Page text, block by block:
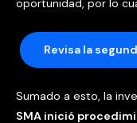
oportunidad, por lo
Revisa la
Sumado a esto, la
SMA inició